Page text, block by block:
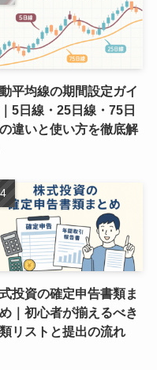
平均線の期間設定ガイ
｜5日線・25日線・75日
違いと使い方を徹底解
投資の確定申告書類ま
｜初心者が揃えるべき
リストと提出の流れ